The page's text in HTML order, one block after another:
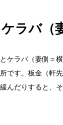
ラバ（
ケラバ（妻側＝
です。板金（軒
んだりすると、